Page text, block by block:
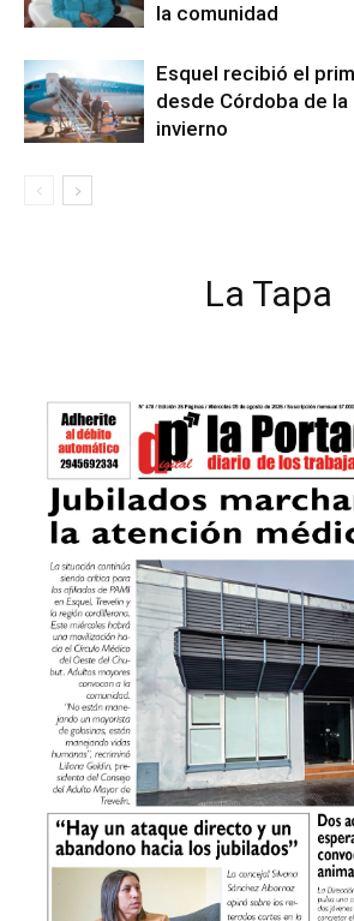
la comunidad
Esquel recibió el
desde Córdoba de
invierno
La Tapa